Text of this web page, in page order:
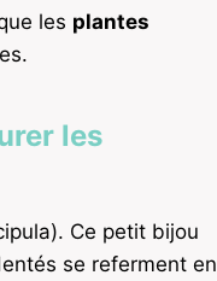
les plantes
les
Ce petit bijou
se referment en